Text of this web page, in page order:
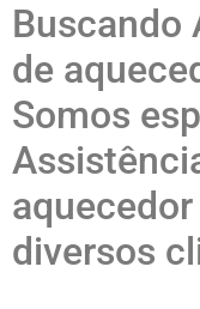
Buscando
de
Somos
diversos